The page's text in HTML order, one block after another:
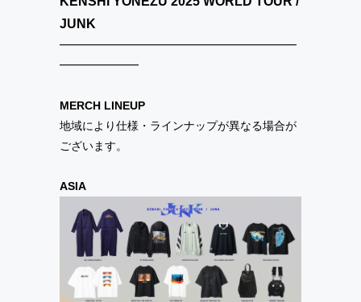
JUNK
━━━━━━━━━━━━━━━━━━━━━
━━━━━━━
MERCH LINEUP
地域により仕様・ラインナップが異なる場合が
ございます。
ASIA